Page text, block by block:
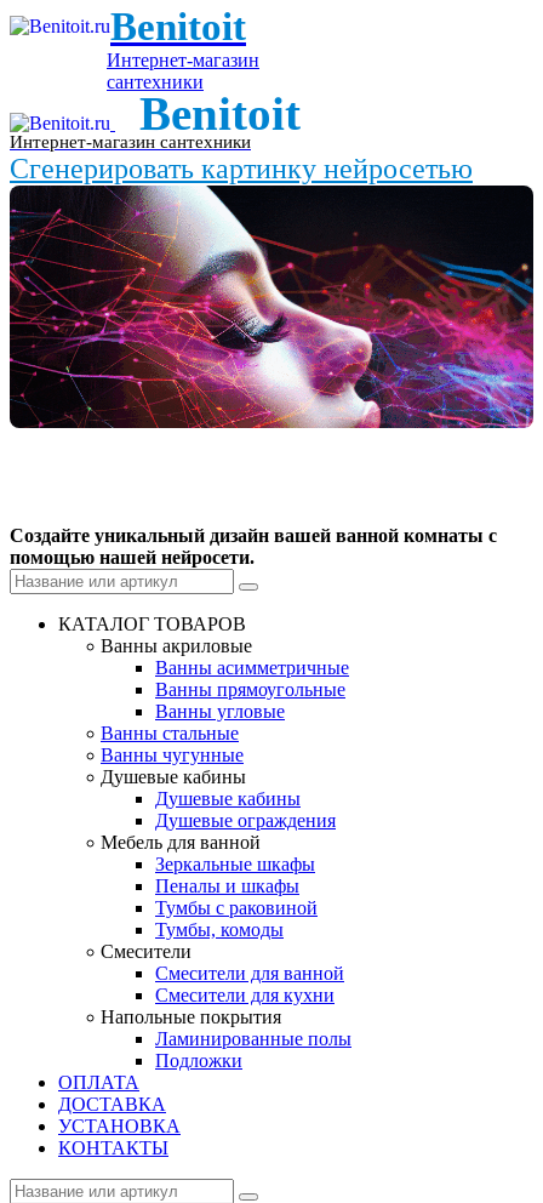
Benitoit
Интернет-магазин
сантехники
Benitoit
Интернет-магазин сантехники
Сгенерировать картинку нейросетью
Создайте уникальный дизайн вашей ванной комнаты с
помощью нашей нейросети.
КАТАЛОГ ТОВАРОВ
Ванны акриловые
Ванны асимметричные
Ванны прямоугольные
Ванны угловые
Ванны стальные
Ванны чугунные
Душевые кабины
Душевые кабины
Душевые ограждения
Мебель для ванной
Зеркальные шкафы
Пеналы и шкафы
Тумбы с раковиной
Тумбы, комоды
Смесители
Смесители для ванной
Смесители для кухни
Напольные покрытия
Ламинированные полы
Подложки
ОПЛАТА
ДОСТАВКА
УСТАНОВКА
КОНТАКТЫ